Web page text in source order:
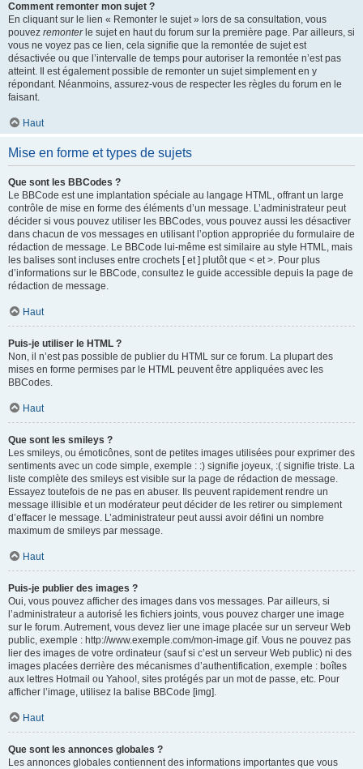
Comment remonter mon sujet ?
En cliquant sur le lien « Remonter le sujet » lors de sa consultation, vous
pouvez remonterle sujet en haut du forum sur la première page. Par ailleurs, si
vous ne voyez pas ce lien, cela signifie que la remontée de sujet est
désactivée ou que l’intervalle de temps pour autoriser la remontée n’est pas
atteint. Il est également possible de remonter un sujet simplement en y
répondant. Néanmoins, assurez-vous de respecter les règles du forum en le
faisant.
Haut
Mise en forme et types de sujets
Que sont les BBCodes ?
Le BBCode est une implantation spéciale au langage HTML, offrant un large
contrôle de mise en forme des éléments d’un message. L’administrateur peut
décider si vous pouvez utiliser les BBCodes, vous pouvez aussi les désactiver
dans chacun de vos messages en utilisant l’option appropriée du formulaire de
rédaction de message. Le BBCode lui-même est similaire au style HTML, mais
les balises sont incluses entre crochets [ et ] plutôt que < et >. Pour plus
d’informations sur le BBCode, consultez le guide accessible depuis la page de
rédaction de message.
Haut
Puis-je utiliser le HTML ?
Non, il n’est pas possible de publier du HTML sur ce forum. La plupart des
mises en forme permises par le HTML peuvent être appliquées avec les
BBCodes.
Haut
Que sont les smileys ?
Les smileys, ou émoticônes, sont de petites images utilisées pour exprimer des
sentiments avec un code simple, exemple : :) signifie joyeux, :( signifie triste. La
liste complète des smileys est visible sur la page de rédaction de message.
Essayez toutefois de ne pas en abuser. Ils peuvent rapidement rendre un
message illisible et un modérateur peut décider de les retirer ou simplement
d’effacer le message. L’administrateur peut aussi avoir défini un nombre
maximum de smileys par message.
Haut
Puis-je publier des images ?
Oui, vous pouvez afficher des images dans vos messages. Par ailleurs, si
l’administrateur a autorisé les fichiers joints, vous pouvez charger une image
sur le forum. Autrement, vous devez lier une image placée sur un serveur Web
public, exemple : http://www.exemple.com/mon-image.gif. Vous ne pouvez pas
lier des images de votre ordinateur (sauf si c’est un serveur Web public) ni des
images placées derrière des mécanismes d’authentification, exemple : boîtes
aux lettres Hotmail ou Yahoo!, sites protégés par un mot de passe, etc. Pour
afficher l’image, utilisez la balise BBCode [img].
Haut
Que sont les annonces globales ?
Les annonces globales contiennent des informations importantes que vous